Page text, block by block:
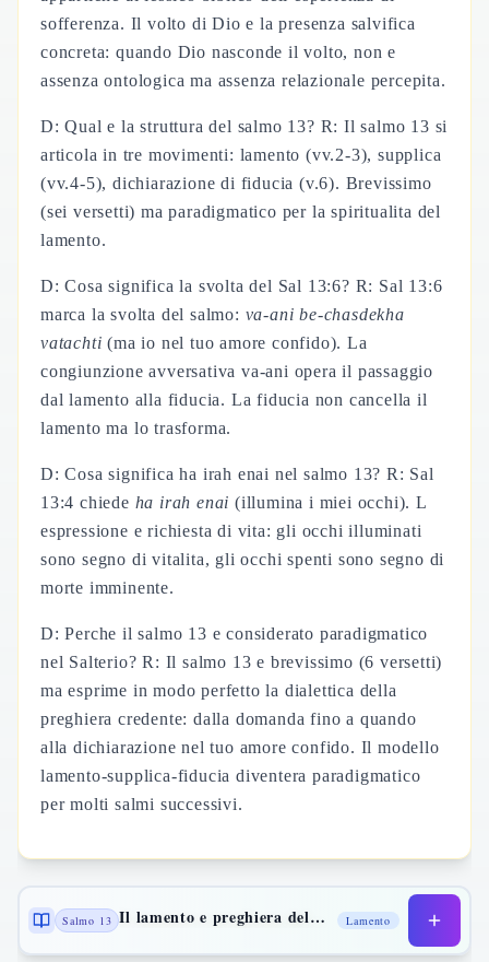
sofferenza. Il volto di Dio e la presenza salvifica
concreta: quando Dio nasconde il volto, non e
assenza ontologica ma assenza relazionale percepita.
D: Qual e la struttura del salmo 13? R: Il salmo 13 si
articola in tre movimenti: lamento (vv.2-3), supplica
(vv.4-5), dichiarazione di fiducia (v.6). Brevissimo
(sei versetti) ma paradigmatico per la spiritualita del
lamento.
D: Cosa significa la svolta del Sal 13:6? R: Sal 13:6
marca la svolta del salmo: va-ani be-chasdekha
vatachti (ma io nel tuo amore confido). La
congiunzione avversativa va-ani opera il passaggio
dal lamento alla fiducia. La fiducia non cancella il
lamento ma lo trasforma.
D: Cosa significa ha irah enai nel salmo 13? R: Sal
13:4 chiede ha irah enai (illumina i miei occhi). L
espressione e richiesta di vita: gli occhi illuminati
sono segno di vitalita, gli occhi spenti sono segno di
morte imminente.
D: Perche il salmo 13 e considerato paradigmatico
nel Salterio? R: Il salmo 13 e brevissimo (6 versetti)
ma esprime in modo perfetto la dialettica della
preghiera credente: dalla domanda fino a quando
alla dichiarazione nel tuo amore confido. Il modello
lamento-supplica-fiducia diventera paradigmatico
per molti salmi successivi.
Salmo 13 Il lamento e preghiera del giusto sull'orlo della tomba Lamento